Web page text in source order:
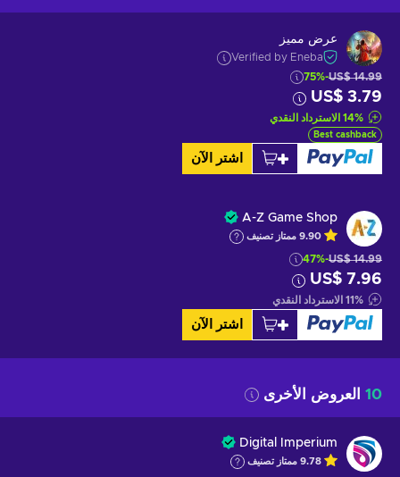
عرض مميز
Verified by Eneba
US$ 14.99
-75%
US$ 3.79
14% الاسترداد النقدي
Best cashback
اشتر الآن
A-Z Game Shop
9.90 ممتاز تصنيف
US$ 14.99
-47%
US$ 7.96
11% الاسترداد النقدي
اشتر الآن
10 العروض الأخرى
Digital Imperium
9.78 ممتاز تصنيف